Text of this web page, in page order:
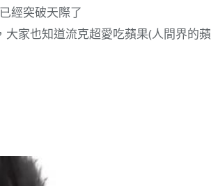
經突破天際了
家也知道流克超愛吃蘋果(人間界的蘋